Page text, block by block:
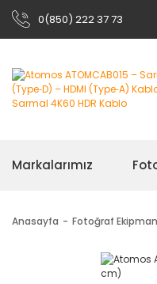
0(850) 222 37 73
Markalarımız
Anasayfa Fotoğraf